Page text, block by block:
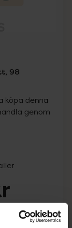
98
köpa denna
genom